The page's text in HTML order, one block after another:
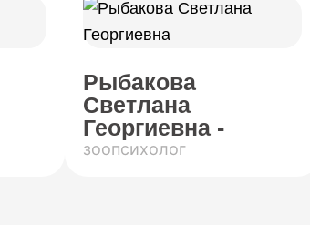
Рыбакова
Светлана
Георгиевна -
зоопсихолог